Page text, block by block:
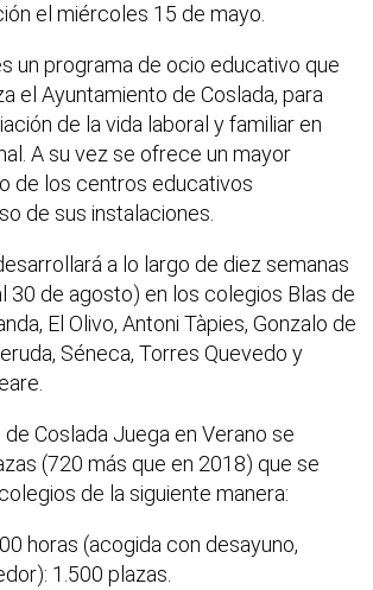
el miércoles 15 de mayo.
un programa de ocio educativo que
el Ayuntamiento de Coslada, para
de la vida laboral y familiar en
A su vez se ofrece un mayor
de los centros educativos
de sus instalaciones.
a lo largo de diez semanas
30 de agosto) en los colegios Blas de
El Olivo, Antoni Tàpies, Gonzalo de
Séneca, Torres Quevedo y
Coslada Juega en Verano se
(720 más que en 2018) que se
de la siguiente manera:
horas (acogida con desayuno,
1.500 plazas.